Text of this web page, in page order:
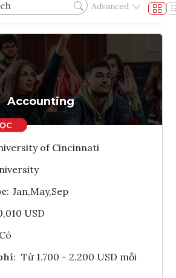
Advanced
Accounting
of Cincinnati
: Jan,May,Sep
USD
Có
: Từ 1.700 - 2.200 USD mỗi